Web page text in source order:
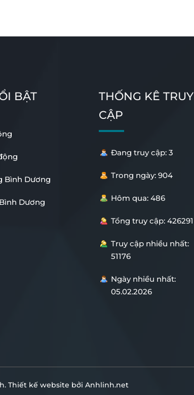
BẬT
Bình Dương
Dương
THỐNG KÊ TRUY
CẬP
Đang truy cập: 3
Trong ngày: 904
Hôm qua: 486
Tổng truy cập: 426291
Truy cập nhiều nhất:
51176
Ngày nhiều nhất:
05.02.2026
Thiết kế website bởi Anhlinh.net